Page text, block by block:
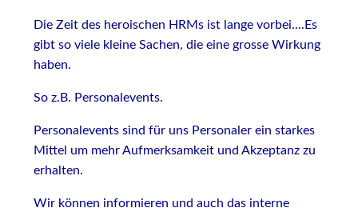
Die Zeit des heroischen HRMs ist lange vorbei....Es
gibt so viele kleine Sachen, die eine grosse Wirkung
haben.
So z.B. Personalevents.
Personalevents sind für uns Personaler ein starkes
Mittel um mehr Aufmerksamkeit und Akzeptanz zu
erhalten.
Wir können informieren und auch das interne